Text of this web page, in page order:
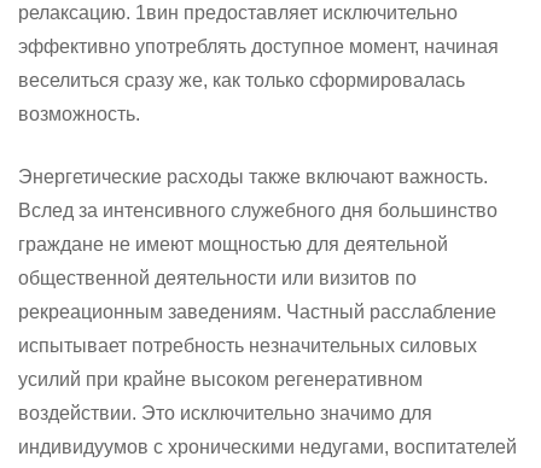
релаксацию. 1вин предоставляет исключительно
эффективно употреблять доступное момент, начиная
веселиться сразу же, как только сформировалась
возможность.
Энергетические расходы также включают важность.
Вслед за интенсивного служебного дня большинство
граждане не имеют мощностью для деятельной
общественной деятельности или визитов по
рекреационным заведениям. Частный расслабление
испытывает потребность незначительных силовых
усилий при крайне высоком регенеративном
воздействии. Это исключительно значимо для
индивидуумов с хроническими недугами, воспитателей